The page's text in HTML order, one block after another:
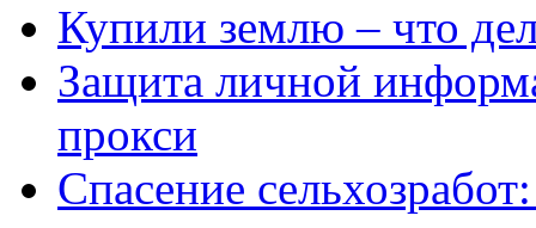
Купили землю – что
Защита личной
прокси
Спасение